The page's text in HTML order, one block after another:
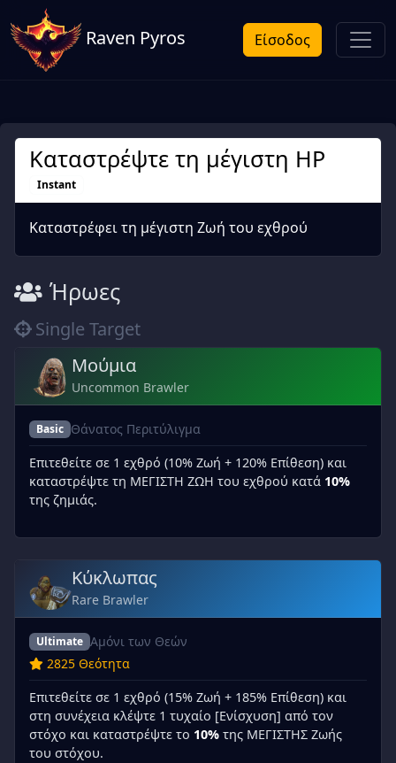
Raven Pyros Είσοδος
Καταστρέψτε τη μέγιστη HP
Instant
Καταστρέφει τη μέγιστη Ζωή του εχθρού
Ήρωες
Single Target
Μούμια
Uncommon Brawler
Basic Θάνατος Περιτύλιγμα
Επιτεθείτε σε 1 εχθρό (10% Ζωή + 120% Επίθεση) και
καταστρέψτε τη ΜΕΓΙΣΤΗ ΖΩΗ του εχθρού κατά 10%
της ζημιάς.
Κύκλωπας
Rare Brawler
Ultimate Αμόνι των Θεών
2825 Θεότητα
Επιτεθείτε σε 1 εχθρό (15% Ζωή + 185% Επίθεση) και
στη συνέχεια κλέψτε 1 τυχαίο [Ενίσχυση] από τον
στόχο και καταστρέψτε το 10% της ΜΕΓΙΣΤΗΣ Ζωής
του στόχου.